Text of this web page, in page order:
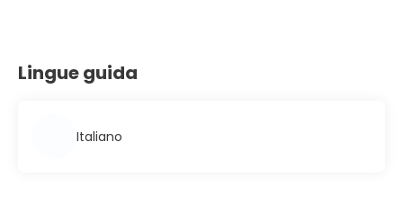
Lingue guida
Italiano